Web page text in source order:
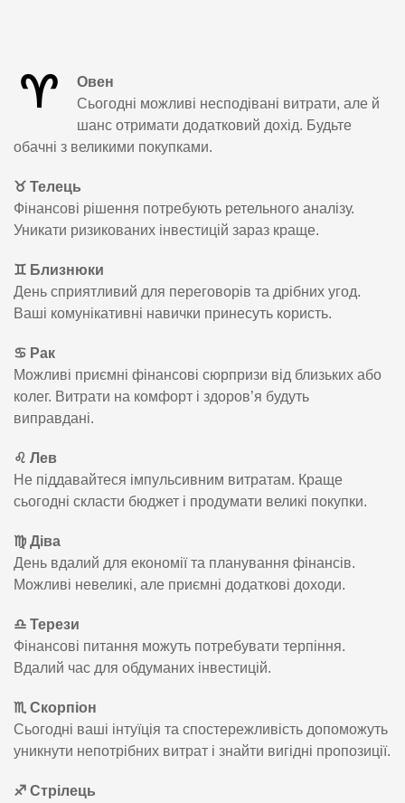
♈
Овен
Сьогодні можливі несподівані витрати, але й
шанс отримати додатковий дохід. Будьте
обачні з великими покупками.
♉ Телець
Фінансові рішення потребують ретельного аналізу.
Уникати ризикованих інвестицій зараз краще.
♊ Близнюки
День сприятливий для переговорів та дрібних угод.
Ваші комунікативні навички принесуть користь.
♋ Рак
Можливі приємні фінансові сюрпризи від близьких або
колег. Витрати на комфорт і здоров’я будуть
виправдані.
♌ Лев
Не піддавайтеся імпульсивним витратам. Краще
сьогодні скласти бюджет і продумати великі покупки.
♍ Діва
День вдалий для економії та планування фінансів.
Можливі невеликі, але приємні додаткові доходи.
♎ Терези
Фінансові питання можуть потребувати терпіння.
Вдалий час для обдуманих інвестицій.
♏ Скорпіон
Сьогодні ваші інтуїція та спостережливість допоможуть
уникнути непотрібних витрат і знайти вигідні пропозиції.
♐ Стрілець